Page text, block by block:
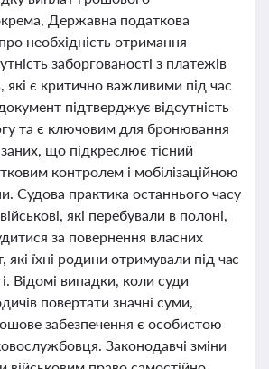
Державна податкова
необхідність отримання
заборгованості з платежів
які є критично важливими під час
підтверджує відсутність
та є ключовим для бронювання
що підкреслює тісний
контролем і мобілізаційною
Судова практика останнього часу
які перебували в полоні,
за повернення власних
їхні родини отримували під час
Відомі випадки, коли суди
повертати значні суми,
забезпечення є особистою
Законодавчі зміни